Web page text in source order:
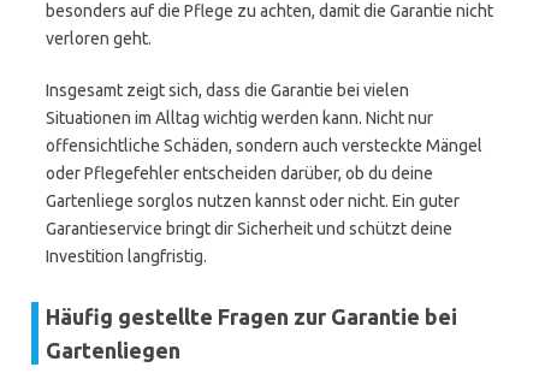
besonders auf die Pflege zu achten, damit die Garantie nicht
verloren geht.
Insgesamt zeigt sich, dass die Garantie bei vielen
Situationen im Alltag wichtig werden kann. Nicht nur
offensichtliche Schäden, sondern auch versteckte Mängel
oder Pflegefehler entscheiden darüber, ob du deine
Gartenliege sorglos nutzen kannst oder nicht. Ein guter
Garantieservice bringt dir Sicherheit und schützt deine
Investition langfristig.
Häufig gestellte Fragen zur Garantie bei
Gartenliegen